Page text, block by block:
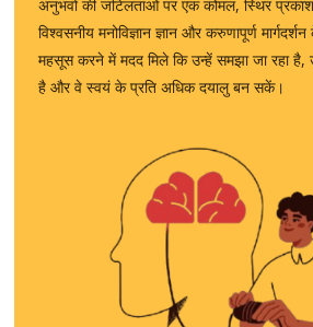
अनुभवों की जटिलताओं पर एक कोमल, स्थिर
विश्वसनीय मनोविज्ञान ज्ञान और करुणापूर्ण
महसूस करने में मदद मिले कि उन्हें समझा जा रहा है,
है और वे स्वयं के प्रति अधिक दयालु बन सकें।